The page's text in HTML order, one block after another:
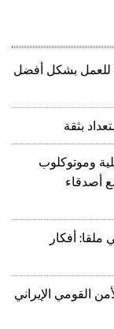
للعمل بشكل أفضل
بثقة
وموتوكلوب
أصدقاء
ملقا: أفكار
القومي الإيراني